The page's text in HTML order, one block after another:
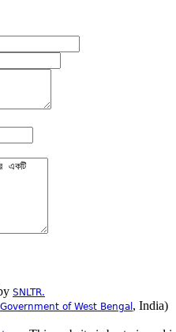
SNLTR.
of West Bengal , India)